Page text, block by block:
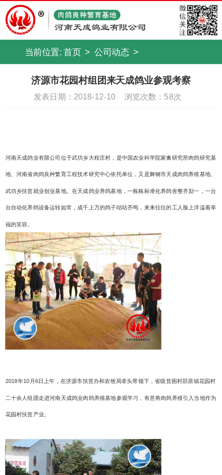
当前位置: 首页 > 公司动态 >
济源市花园村组团来天成鸽业参观考察
发表日期：2018-12-10 浏览次数： 58次
河南天成鸽业有限公司位于武功乡大程庄村，是中国农业科学院家禽研究所肉鸽研究基
地、河南省肉鸽良种繁育工程技术研究中心依托单位，又是舞钢市天成肉鸽养殖基地、
武功乡扶贫就业创业基地。在天成鸽业养鸽基地，一栋栋标准化养鸽舍整齐划一，一台
台自动化养鸽设备运转如常，成千上万的鸽子咕咕齐鸣，来来往往的工人脸上洋溢着幸
福的笑容。
2018年10月6日上午，在济源市扶贫办和农牧局牵头带领下，省级贫困村邵原镇花园村
二十余人组团走进河南天成鸽业肉鸽养殖基地参观学习，有意将肉鸽养殖引入当地作为
花园村扶贫产业。